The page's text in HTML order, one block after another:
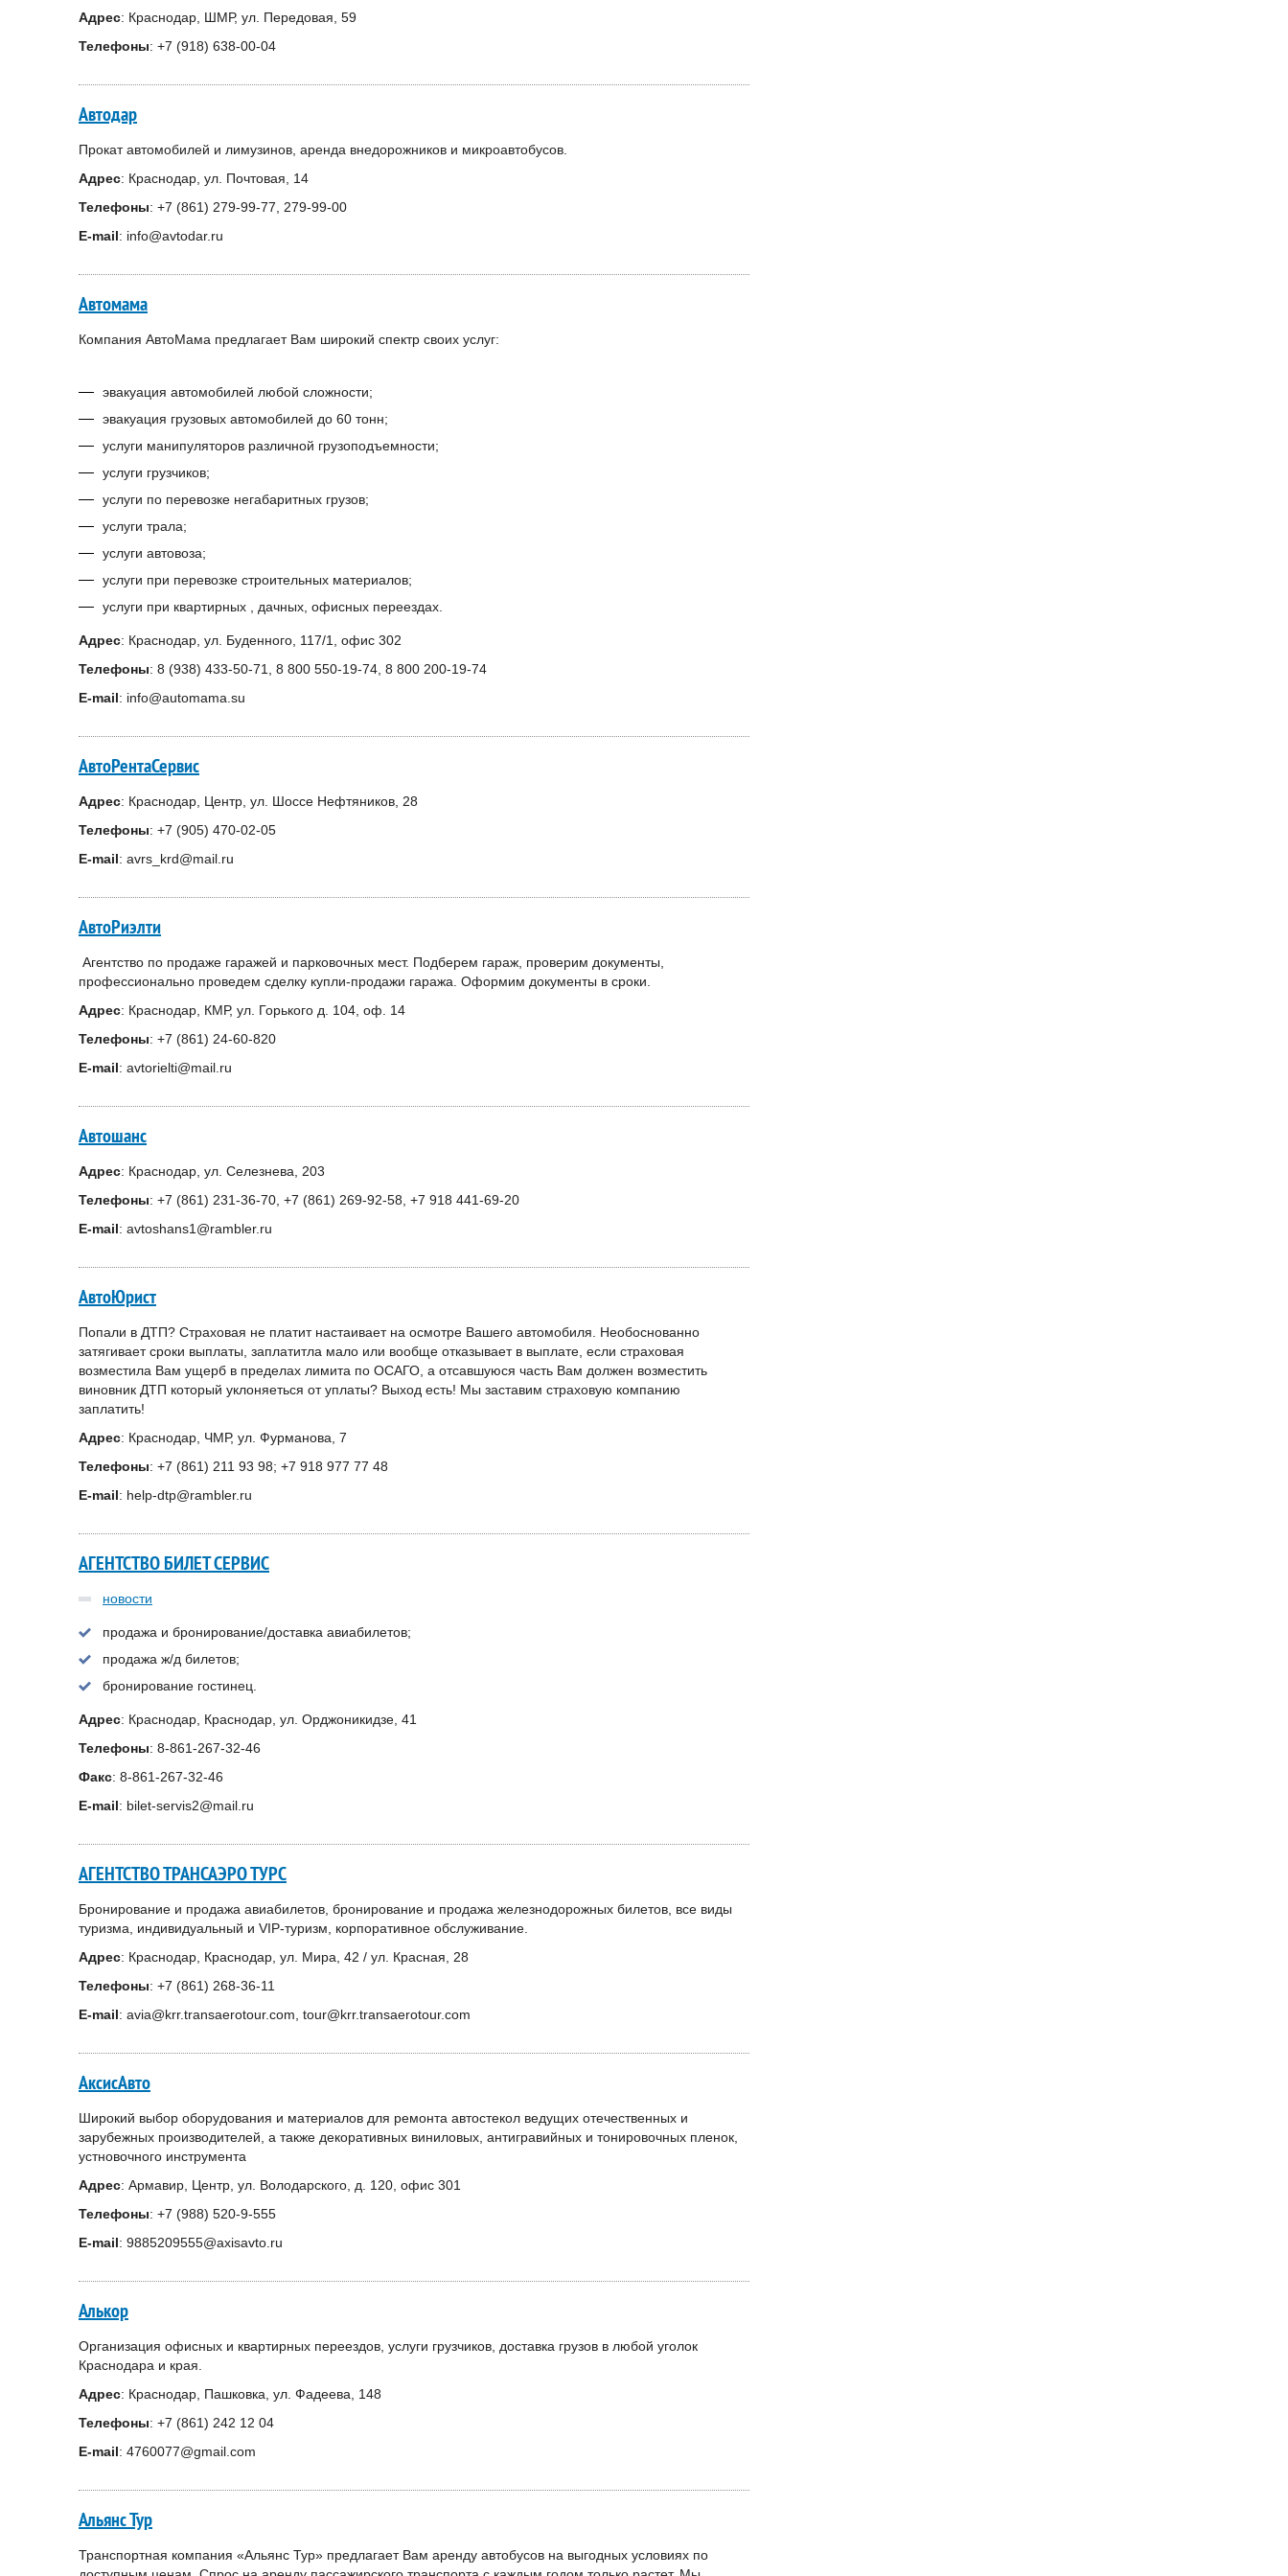
Адрес: Краснодар, ШМР, ул. Передовая, 59
Телефоны: +7 (918) 638-00-04
Автодар
Прокат автомобилей и лимузинов, аренда внедорожников и микроавтобусов.
Адрес: Краснодар, ул. Почтовая, 14
Телефоны: +7 (861) 279-99-77, 279-99-00
E-mail: info@avtodar.ru
Автомама
Компания АвтоМама предлагает Вам широкий спектр своих услуг:
эвакуация автомобилей любой сложности;
эвакуация грузовых автомобилей до 60 тонн;
услуги манипуляторов различной грузоподъемности;
услуги грузчиков;
услуги по перевозке негабаритных грузов;
услуги трала;
услуги автовоза;
услуги при перевозке строительных материалов;
услуги при квартирных , дачных, офисных переездах.
Адрес: Краснодар, ул. Буденного, 117/1, офис 302
Телефоны: 8 (938) 433-50-71, 8 800 550-19-74, 8 800 200-19-74
E-mail: info@automama.su
АвтоРентаСервис
Адрес: Краснодар, Центр, ул. Шоссе Нефтяников, 28
Телефоны: +7 (905) 470-02-05
E-mail: avrs_krd@mail.ru
АвтоРиэлти
Агентство по продаже гаражей и парковочных мест. Подберем гараж, проверим документы,
профессионально проведем сделку купли-продажи гаража. Оформим документы в сроки.
Адрес: Краснодар, КМР, ул. Горького д. 104, оф. 14
Телефоны: +7 (861) 24-60-820
E-mail: avtorielti@mail.ru
Автошанс
Адрес: Краснодар, ул. Селезнева, 203
Телефоны: +7 (861) 231-36-70, +7 (861) 269-92-58, +7 918 441-69-20
E-mail: avtoshans1@rambler.ru
АвтоЮрист
Попали в ДТП? Страховая не платит настаивает на осмотре Вашего автомобиля. Необоснованно
затягивает сроки выплаты, заплатитла мало или вообще отказывает в выплате, если страховая
возместила Вам ущерб в пределах лимита по ОСАГО, а отсавшуюся часть Вам должен возместить
виновник ДТП который уклоняеться от уплаты? Выход есть! Мы заставим страховую компанию
заплатить!
Адрес: Краснодар, ЧМР, ул. Фурманова, 7
Телефоны: +7 (861) 211 93 98; +7 918 977 77 48
E-mail: help-dtp@rambler.ru
АГЕНТСТВО БИЛЕТ СЕРВИС
новости
продажа и бронирование/доставка авиабилетов;
продажа ж/д билетов;
бронирование гостинец.
Адрес: Краснодар, Краснодар, ул. Орджоникидзе, 41
Телефоны: 8-861-267-32-46
Факс: 8-861-267-32-46
E-mail: bilet-servis2@mail.ru
АГЕНТСТВО ТРАНСАЭРО ТУРС
Бронирование и продажа авиабилетов, бронирование и продажа железнодорожных билетов, все виды
туризма, индивидуальный и VIP-туризм, корпоративное обслуживание.
Адрес: Краснодар, Краснодар, ул. Мира, 42 / ул. Красная, 28
Телефоны: +7 (861) 268-36-11
E-mail: avia@krr.transaerotour.com, tour@krr.transaerotour.com
АксисАвто
Широкий выбор оборудования и материалов для ремонта автостекол ведущих отечественных и
зарубежных производителей, а также декоративных виниловых, антигравийных и тонировочных пленок,
устновочного инструмента
Адрес: Армавир, Центр, ул. Володарского, д. 120, офис 301
Телефоны: +7 (988) 520-9-555
E-mail: 9885209555@axisavto.ru
Алькор
Организация офисных и квартирных переездов, услуги грузчиков, доставка грузов в любой уголок
Краснодара и края.
Адрес: Краснодар, Пашковка, ул. Фадеева, 148
Телефоны: +7 (861) 242 12 04
E-mail: 4760077@gmail.com
Альянс Тур
Транспортная компания «Альянс Тур» предлагает Вам аренду автобусов на выгодных условиях по